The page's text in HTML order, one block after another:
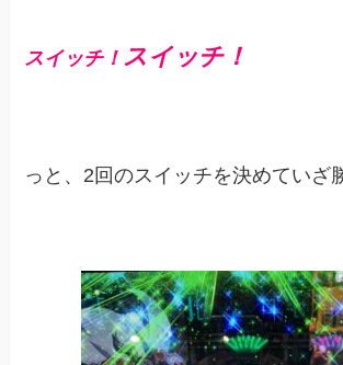
スイッチ！ スイッチ！
っと、2回のスイッチを決めていざ